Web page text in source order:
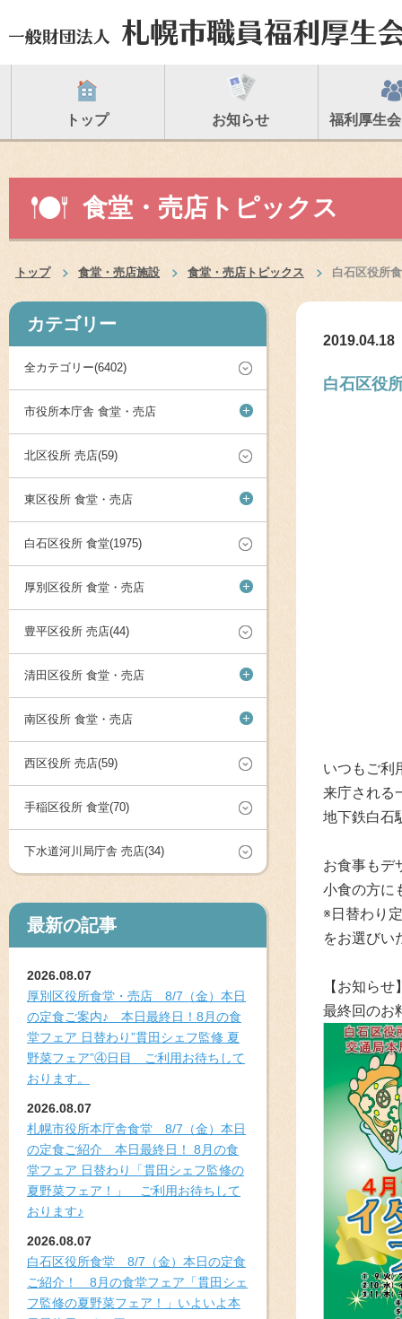
トップ お知らせ 福利厚生
食堂・売店トピックス
トップ 食堂・売店施設 食堂・売店トピックス 白石区役所
カテゴリー
全カテゴリー(6402)
市役所本庁舎 食堂・売店 +
北区役所 売店(59)
東区役所 食堂・売店 +
白石区役所 食堂(1975)
厚別区役所 食堂・売店 +
豊平区役所 売店(44)
清田区役所 食堂・売店 +
南区役所 食堂・売店 +
西区役所 売店(59)
手稲区役所 食堂(70)
下水道河川局庁舎 売店(34)
最新の記事
2026.08.07
厚別区役所食堂・売店 8/7（金）本日
の定食ご案内♪ 本日最終日！8月の食
堂フェア 日替わり”貫田シェフ監修 夏
野菜フェア”④日目 ご利用お待ちして
おります。
2026.08.07
札幌市役所本庁舎食堂 8/7（金）本日
の定食ご紹介 本日最終日！ 8月の食
堂フェア 日替わり「貫田シェフ監修の
夏野菜フェア！」 ご利用お待ちして
おります♪
2026.08.07
白石区役所食堂 8/7（金）本日の定食
ご紹介！ 8月の食堂フェア「貫田シェ
フ監修の夏野菜フェア！」いよいよ本
2019.04.18
白石区役
いつもご利
来庁される
地下鉄白石
お食事もデ
小食の方に
※日替わり
をお選びい
【お知ら
最終回のお